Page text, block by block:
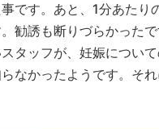
です。あと、1分あた
勧誘も断りづらかった
タッフが、妊娠につい
なかったようです。そ